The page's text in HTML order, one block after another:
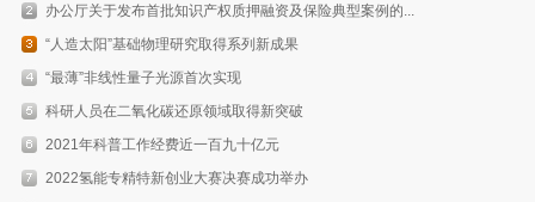
办公厅关于发布首批知识产权质押融资及保险典型案例的...
“人造太阳”基础物理研究取得系列新成果
“最薄”非线性量子光源首次实现
科研人员在二氧化碳还原领域取得新突破
2021年科普工作经费近一百九十亿元
2022氢能专精特新创业大赛决赛成功举办